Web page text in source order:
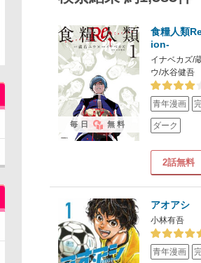
食糧人類
ion-
イナベカズ/
ウ/水谷健吾
青年漫画
ダーク
2話無料
毎日 無料
アオアシ
小林有吾
青年漫画